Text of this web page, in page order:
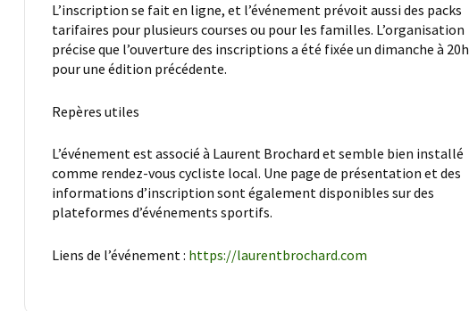
L’inscription se fait en ligne, et l’événement prévoit aussi des packs
tarifaires pour plusieurs courses ou pour les familles. L’organisation
précise que l’ouverture des inscriptions a été fixée un dimanche à 20h
pour une édition précédente.
Repères utiles
L’événement est associé à Laurent Brochard et semble bien installé
comme rendez-vous cycliste local. Une page de présentation et des
informations d’inscription sont également disponibles sur des
plateformes d’événements sportifs.
Liens de l’événement : https://laurentbrochard.com